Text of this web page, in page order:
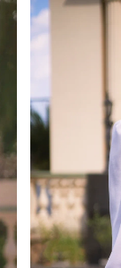
/ SPALLINE
CORTE
SPALLINE